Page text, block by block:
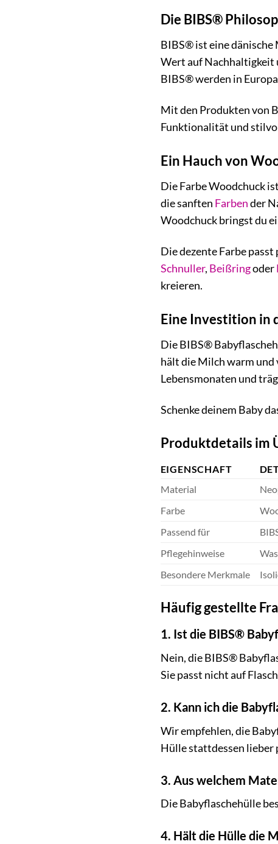
Die BIBS®
BIBS® ist eine
Wert auf Nachhaltigkeit
BIBS® werden in
Mit den Produkten von
Funktionalität und
Ein Hauch von
Die Farbe Woodchuck
die sanften Farbender
Woodchuck bringst du
Die dezente Farbe
Schnuller, Beißringoder
kreieren.
Eine Investition in
Die BIBS®
hält die Milch warm und
Lebensmonaten und
Schenke deinem Baby
Produktdetails im
EIGENSCHAFT
Material
Farbe
Passend für
Pflegehinweise
Besondere Merkmale
Häufig gestellte
1. Ist die BIBS®
Nein, die BIBS®
Sie passt nicht auf
2. Kann ich die
Wir empfehlen, die
Hülle stattdessen lieber
3. Aus welchem
Die Babyflaschehülle
4. Hält die Hülle die